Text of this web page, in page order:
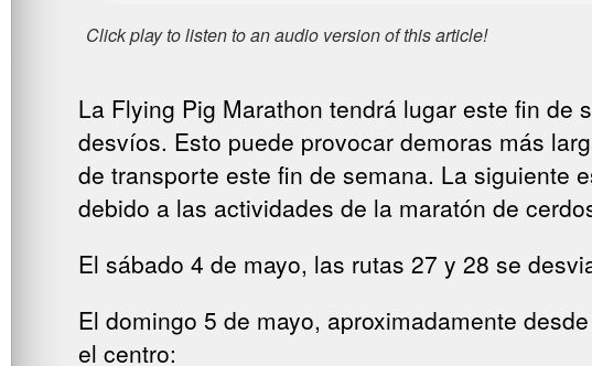
La Flying Pig Marathon tendrá lugar este fin de
desvíos. Esto puede provocar demoras más
de transporte este fin de semana. La siguiente
debido a las actividades de la maratón de
El sábado 4 de mayo, las rutas 27 y 28 se
El domingo 5 de mayo, aproximadamente
el centro: